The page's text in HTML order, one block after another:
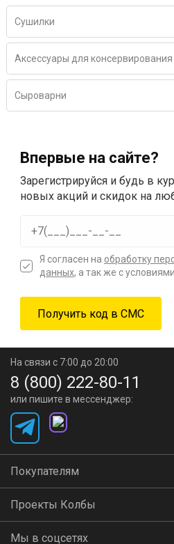
Сушилки
Аксессуары для консервирования
Сыроварни
Впервые на сайте?
Зарегистрируйся и будь в
новых акций и скидок на
Я согласен на обработку
данных, а так же с
На связи с 7:00 до 20:00
8 (800) 222-80-11
или пишите в мессенджер:
Покупателям
Проекты Колбы
Мы в соцсетях